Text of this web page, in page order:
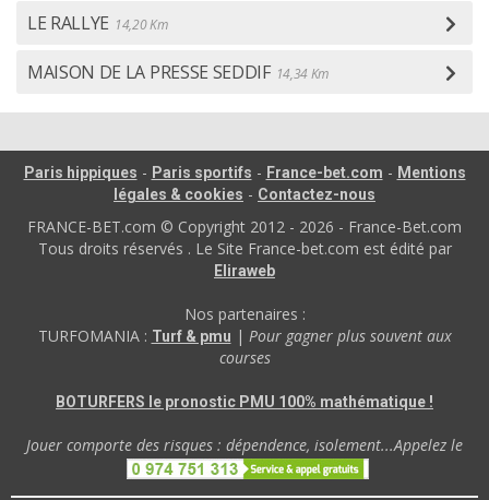
LE RALLYE 14,20 Km
MAISON DE LA PRESSE SEDDIF 14,34 Km
Paris hippiques - Paris sportifs - France-bet.com - Mentions
légales & cookies - Contactez-nous
FRANCE-BET.com © Copyright 2012 - 2026 - France-Bet.com
Tous droits réservés . Le Site France-bet.com est édité par
Eliraweb
Nos partenaires :
TURFOMANIA : Turf & pmu | Pour gagner plus souvent aux
courses
BOTURFERS le pronostic PMU 100% mathématique !
Jouer comporte des risques : dépendence, isolement...Appelez le